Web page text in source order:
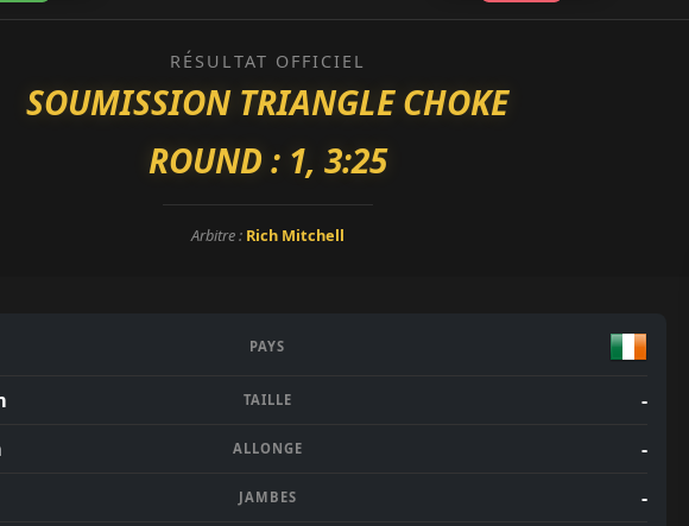
RÉSULTAT OFFICIEL
SOUMISSION TRIANGLE CHOKE
ROUND : 1, 3:25
Arbitre : Rich Mitchell
PAYS
TAILLE
-
ALLONGE
-
JAMBES -